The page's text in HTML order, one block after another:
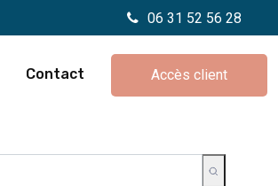
06 31 52 56 28
Contact Accès client